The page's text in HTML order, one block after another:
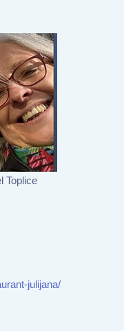
Toplice
julijana/